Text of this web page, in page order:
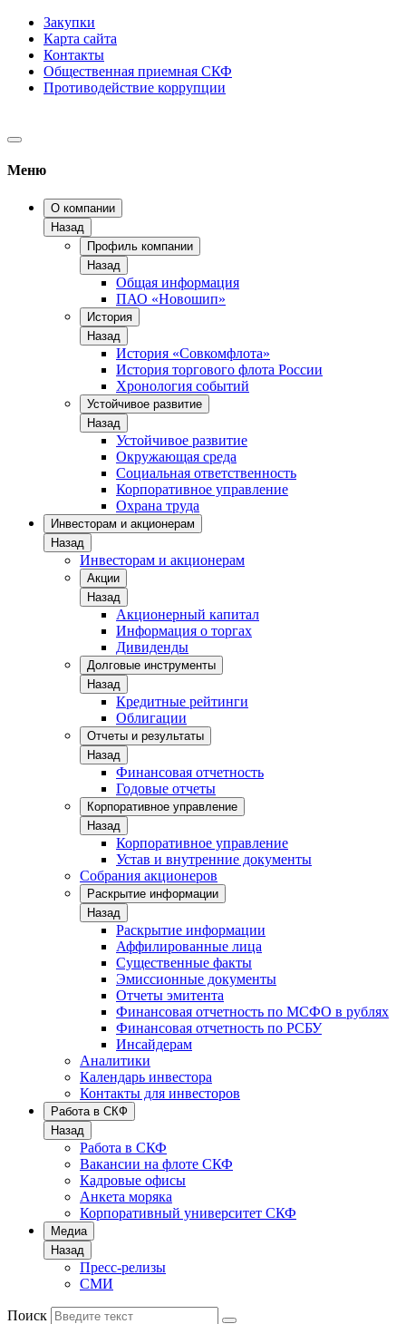
Закупки
Карта сайта
Контакты
Общественная приемная СКФ
Противодействие коррупции
Меню
О компании
Назад
Профиль компании
Назад
Общая информация
ПАО «Новошип»
История
Назад
История «Совкомфлота»
История торгового флота России
Хронология событий
Устойчивое развитие
Назад
Устойчивое развитие
Окружающая среда
Социальная ответственность
Корпоративное управление
Охрана труда
Инвесторам и акционерам
Назад
Инвесторам и акционерам
Акции
Назад
Акционерный капитал
Информация о торгах
Дивиденды
Долговые инструменты
Назад
Кредитные рейтинги
Облигации
Отчеты и результаты
Назад
Финансовая отчетность
Годовые отчеты
Корпоративное управление
Назад
Корпоративное управление
Устав и внутренние документы
Собрания акционеров
Раскрытие информации
Назад
Раскрытие информации
Аффилированные лица
Существенные факты
Эмиссионные документы
Отчеты эмитента
Финансовая отчетность по МСФО в рублях
Финансовая отчетность по РСБУ
Инсайдерам
Аналитики
Календарь инвестора
Контакты для инвесторов
Работа в СКФ
Назад
Работа в СКФ
Вакансии на флоте СКФ
Кадровые офисы
Анкета моряка
Корпоративный университет СКФ
Медиа
Назад
Пресс-релизы
СМИ
Поиск